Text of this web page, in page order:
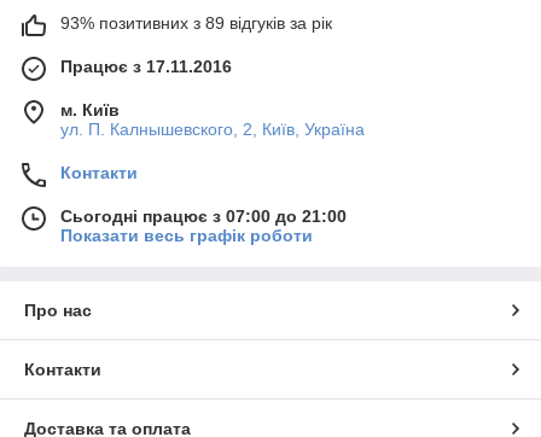
93% позитивних з 89 відгуків за рік
Працює з 17.11.2016
м. Київ
ул. П. Калнышевского, 2, Київ, Україна
Контакти
Сьогодні працює з 07:00 до 21:00
Показати весь графік роботи
Про нас
Контакти
Доставка та оплата